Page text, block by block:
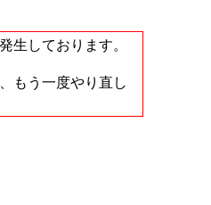
生しております。
もう一度やり直し